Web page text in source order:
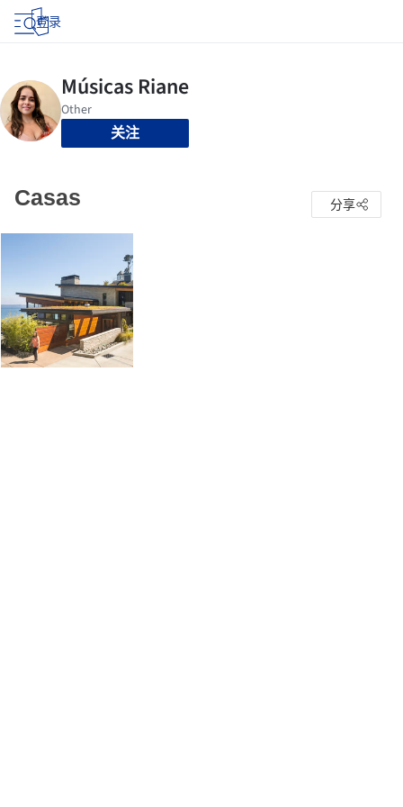
登录
关注
Casas 分享